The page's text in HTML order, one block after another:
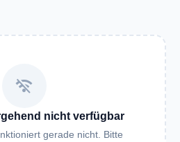
wifi_off
nicht verfügbar
gerade nicht. Bitte